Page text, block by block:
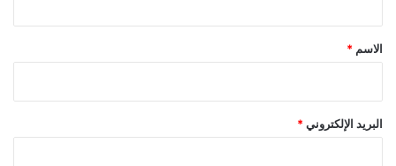
*
الاسم *
البريد الإلكتروني *